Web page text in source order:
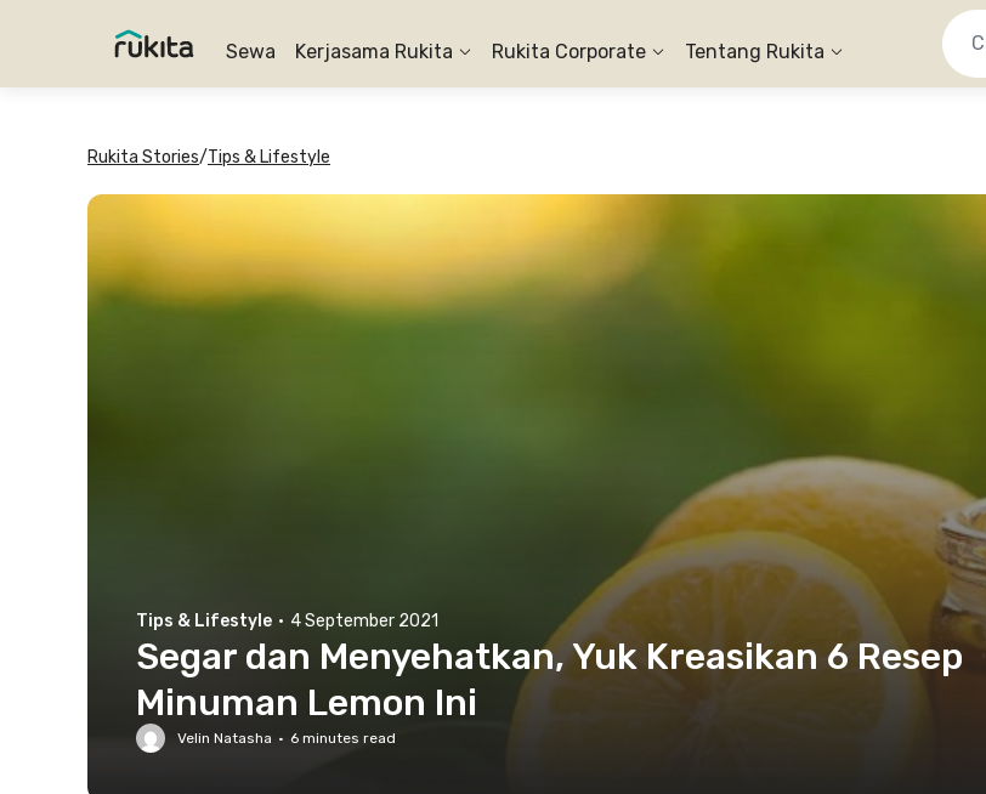
Sewa Kerjasama Rukita Rukita Corporate Tentang Rukita
Rukita Stories/Tips & Lifestyle
Tips & Lifestyle · 4 September 2021
Segar dan Menyehatkan, Yuk Kreasikan 6 Resep
Minuman Lemon Ini
Velin Natasha · 6 minutes read